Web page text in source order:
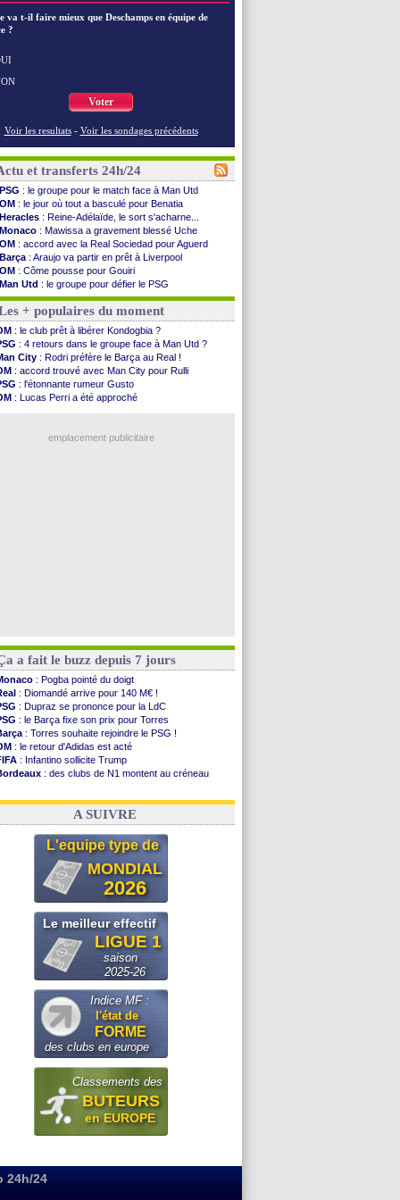
va t-il faire mieux que Deschamps en équipe de
?
Voter
Voir les resultats - Voir les sondages précédents
et transferts 24h/24
PSG : le groupe pour le match face à Man Utd
OM : le jour où tout a basculé pour Benatia
Heracles : Reine-Adélaïde, le sort s'acharne...
Monaco : Mawissa a gravement blessé Uche
OM : accord avec la Real Sociedad pour Aguerd
Barça : Araujo va partir en prêt à Liverpool
OM : Côme pousse pour Gouiri
Man Utd : le groupe pour défier le PSG
: Caen premier leader
: Højbjerg, son agent maintient le suspense
: Gouiri évoque son avenir
: le transfert d'Asllani tombe à l'eau
: 1ère utilisation du Football Video Support
: Benatia envoie une pique à Longoria
: Al-Ahli veut Pape Gueye
: la dernière saison de Fonseca ?
: un nouveau prétendant pour Højbjerg
: 4 retours dans le groupe face à Man Utd ...
+ populaires du moment
: le club prêt à libérer Kondogbia ?
: 4 retours dans le groupe face à Man Utd ?
City : Rodri préfère le Barça au Real !
: accord trouvé avec Man City pour Rulli
: l'étonnante rumeur Gusto
: Lucas Perri a été approché
emplacement publicitaire
a fait le buzz depuis 7 jours
: Pogba pointé du doigt
: Diomandé arrive pour 140 M€ !
: Dupraz se prononce pour la LdC
: le Barça fixe son prix pour Torres
: Torres souhaite rejoindre le PSG !
: le retour d'Adidas est acté
: Infantino sollicite Trump
: des clubs de N1 montent au créneau
: le démenti de Leipzig pour Diomandé
A SUIVRE
L'equipe type de
MONDIAL
2026
Le meilleur effectif
LIGUE 1
saison
2025-26
Indice MF :
l'état de
FORME
des clubs en europe
Classements des
BUTEURS
en EUROPE
24h/24